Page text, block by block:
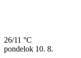
26/11 °C
pondelok 10. 8.